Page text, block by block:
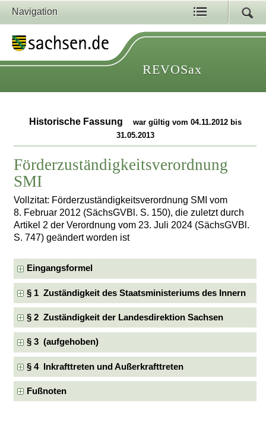
Navigation
REVOSax
Historische Fassung
war gültig vom 04.11.2012 bis
31.05.2013
Förderzuständigkeitsverordnung
SMI
Vollzitat: Förderzuständigkeitsverordnung SMI vom
8. Februar 2012 (SächsGVBl. S. 150), die zuletzt durch
Artikel 2 der Verordnung vom 23. Juli 2024 (SächsGVBl.
S. 747) geändert worden ist
Eingangsformel
§ 1 Zuständigkeit des Staatsministeriums des Innern
§ 2 Zuständigkeit der Landesdirektion Sachsen
§ 3 (aufgehoben)
§ 4 Inkrafttreten und Außerkrafttreten
Fußnoten